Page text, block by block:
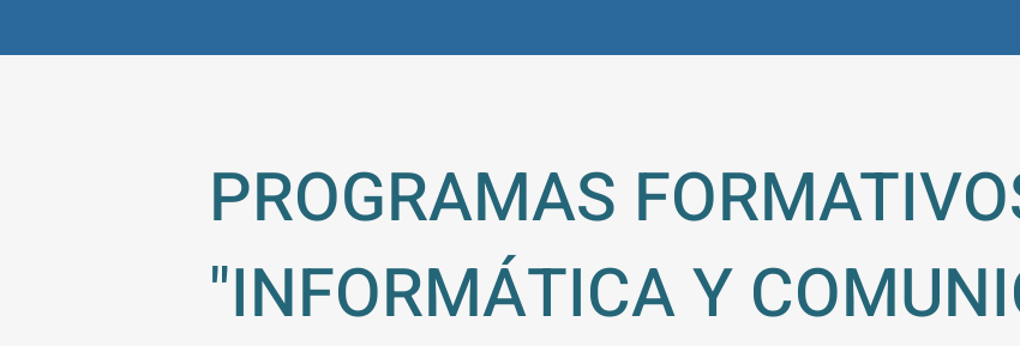
PROGRAMAS
"INFORMÁTICA Y